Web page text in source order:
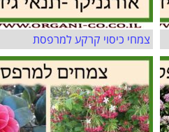
צמחי כיסוי קרקע למרפסת